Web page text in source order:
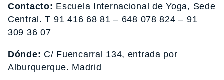
Contacto: Escuela Internacional de Yoga, Sede
Central. T 91 416 68 81 – 648 078 824 – 91
309 36 07
Dónde: C/ Fuencarral 134, entrada por
Alburquerque. Madrid